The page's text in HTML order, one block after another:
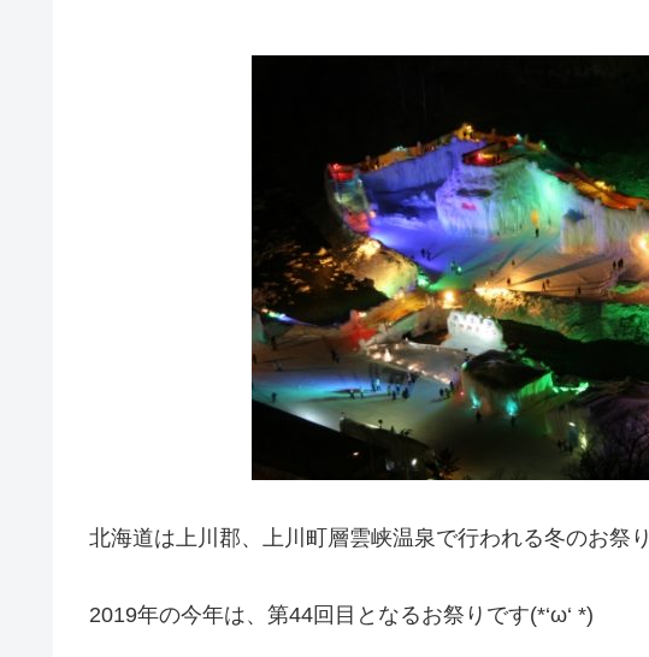
北海道は上川郡、上川町層雲峡温泉で行われる冬のお祭り
2019年の今年は、第44回目となるお祭りです(*‘ω‘ *)